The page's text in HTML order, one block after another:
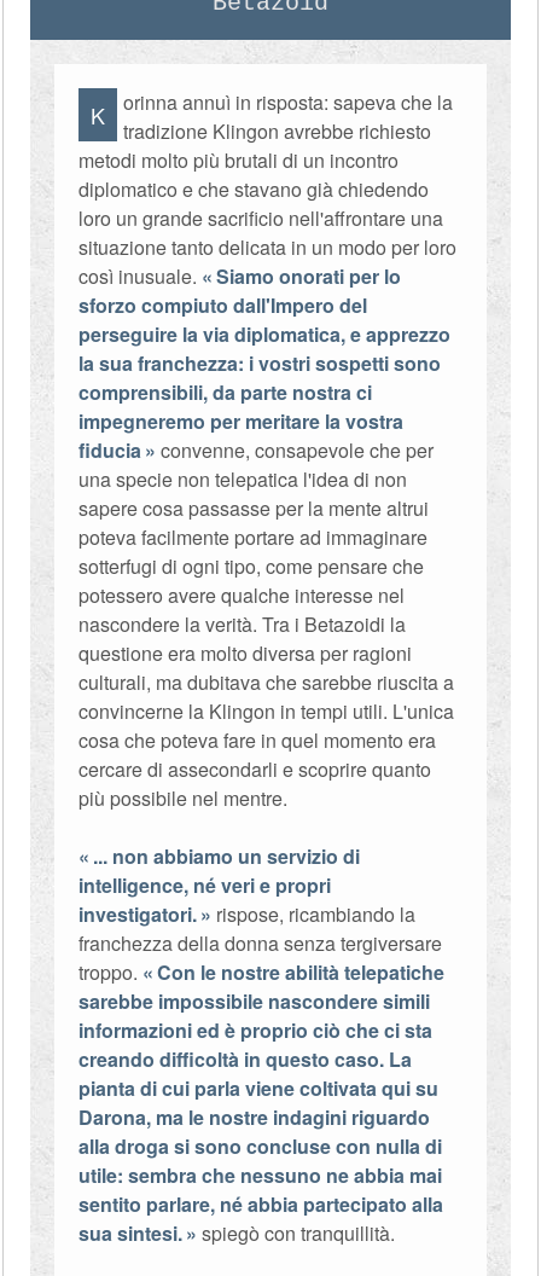
K
orinna annuì in risposta: sapeva che la
tradizione Klingon avrebbe richiesto
metodi molto più brutali di un incontro
diplomatico e che stavano già chiedendo
loro un grande sacrificio nell'affrontare una
situazione tanto delicata in un modo per loro
così inusuale.
Siamo onorati per lo
sforzo compiuto dall'Impero del
perseguire la via diplomatica, e apprezzo
la sua franchezza: i vostri sospetti sono
comprensibili, da parte nostra ci
impegneremo per meritare la vostra
fiducia
convenne, consapevole che per
una specie non telepatica l'idea di non
sapere cosa passasse per la mente altrui
poteva facilmente portare ad immaginare
sotterfugi di ogni tipo, come pensare che
potessero avere qualche interesse nel
nascondere la verità. Tra i Betazoidi la
questione era molto diversa per ragioni
culturali, ma dubitava che sarebbe riuscita a
convincerne la Klingon in tempi utili. L'unica
cosa che poteva fare in quel momento era
cercare di assecondarli e scoprire quanto
più possibile nel mentre.
... non abbiamo un servizio di
intelligence, né veri e propri
investigatori.
rispose, ricambiando la
franchezza della donna senza tergiversare
troppo.
Con le nostre abilità telepatiche
sarebbe impossibile nascondere simili
informazioni ed è proprio ciò che ci sta
creando difficoltà in questo caso. La
pianta di cui parla viene coltivata qui su
Darona, ma le nostre indagini riguardo
alla droga si sono concluse con nulla di
utile: sembra che nessuno ne abbia mai
sentito parlare, né abbia partecipato alla
sua sintesi.
spiegò con tranquillità.